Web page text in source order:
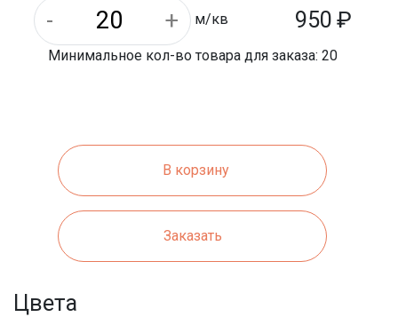
м/кв 950 ₽
Минимальное кол-во товара для заказа: 20
В корзину
Заказать
Цвета